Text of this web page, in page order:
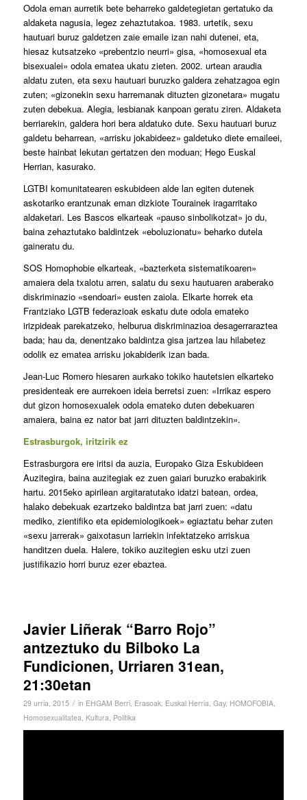
Odola eman aurretik bete beharreko galdetegietan gertatuko da
aldaketa nagusia, legez zehaztutakoa. 1983. urtetik, sexu
hautuari buruz galdetzen zaie emaile izan nahi dutenei, eta,
hiesaz kutsatzeko «prebentzio neurri» gisa, «homosexual eta
bisexualei» odola ematea ukatu zieten. 2002. urtean araudia
aldatu zuten, eta sexu hautuari buruzko galdera zehatzagoa egin
zuten; «gizonekin sexu harremanak dituzten gizonetara» mugatu
zuten debekua. Alegia, lesbianak kanpoan geratu ziren. Aldaketa
berriarekin, galdera hori bera aldatuko dute. Sexu hautuari buruz
galdetu beharrean, «arrisku jokabideez» galdetuko diete emaileei,
beste hainbat lekutan gertatzen den moduan; Hego Euskal
Herrian, kasurako.
LGTBI komunitatearen eskubideen alde lan egiten dutenek
askotariko erantzunak eman dizkiote Tourainek iragarritako
aldaketari. Les Bascos elkarteak «pauso sinbolikotzat» jo du,
baina zehaztutako baldintzek «eboluzionatu» beharko dutela
gaineratu du.
SOS Homophobie elkarteak, «bazterketa sistematikoaren»
amaiera dela txalotu arren, salatu du sexu hautuaren araberako
diskriminazio «sendoari» eusten zaiola. Elkarte horrek eta
Frantziako LGTB federazioak eskatu dute odola emateko
irizpideak parekatzeko, helburua diskriminazioa desagerraraztea
bada; hau da, denentzako baldintza gisa jartzea lau hilabetez
odolik ez ematea arrisku jokabiderik izan bada.
Jean-Luc Romero hiesaren aurkako tokiko hautetsien elkarteko
presidenteak ere aurrekoen ideia berretsi zuen: «Irrikaz espero
dut gizon homosexualek odola emateko duten debekuaren
amaiera, baina ez nator bat jarri dituzten baldintzekin».
Estrasburgok, iritzirik ez
Estrasburgora ere iritsi da auzia, Europako Giza Eskubideen
Auzitegira, baina auzitegiak ez zuen gaiari buruzko erabakirik
hartu. 2015eko apirilean argitaratutako idatzi batean, ordea,
halako debekuak ezartzeko baldintza bat jarri zuen: «datu
mediko, zientifiko eta epidemiologikoek» egiaztatu behar zuten
«sexu jarrerak» gaixotasun larriekin infektatzeko arriskua
handitzen duela. Halere, tokiko auzitegien esku utzi zuen
justifikazio horri buruz ezer ebaztea.
Javier Liñerak “Barro Rojo”
antzeztuko du Bilboko La
Fundicionen, Urriaren 31ean,
21:30etan
29 urria, 2015 / in EHGAM Berri, Erasoak, Euskal Herria, Gay, HOMOFOBIA,
Homosexualitatea, Kultura, Politika